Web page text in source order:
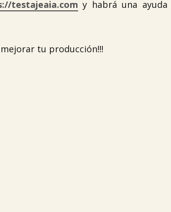
testajeaia.com y habrá una
tu producción!!!